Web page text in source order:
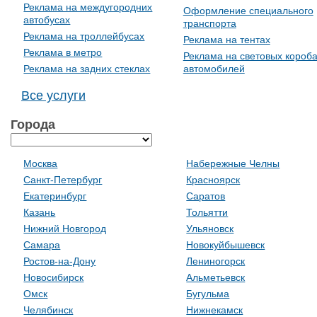
Реклама на междугородних
автобусах
Реклама на троллейбусах
Реклама в метро
Реклама на задних стеклах
Оформление специального
транспорта
Реклама на тентах
Реклама на световых
автомобилей
Все услуги
Города
Москва
Санкт-Петербург
Екатеринбург
Казань
Нижний Новгород
Самара
Ростов-на-Дону
Новосибирск
Омск
Челябинск
Набережные Челны
Красноярск
Саратов
Тольятти
Ульяновск
Новокуйбышевск
Лениногорск
Альметьевск
Бугульма
Нижнекамск